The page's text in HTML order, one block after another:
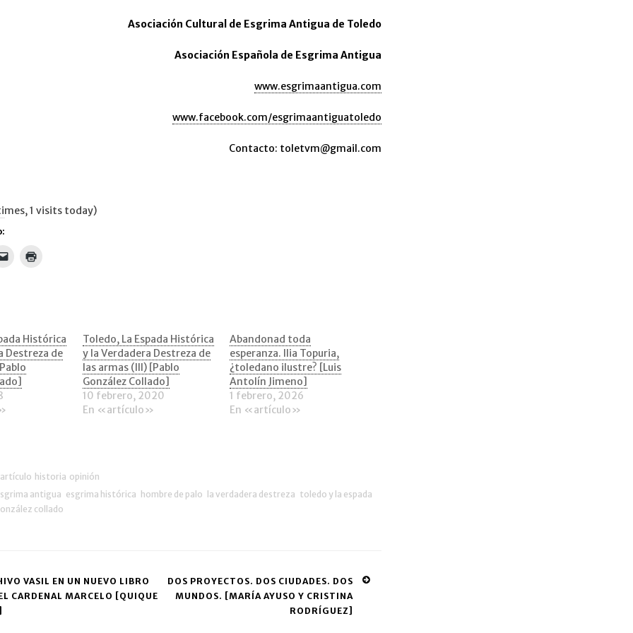
Asociación Cultural de Esgrima Antigua de Toledo
Asociación Española de Esgrima Antigua
www.esgrimaantigua.com
www.facebook.com/esgrimaantiguatoledo
Contacto: toletvm@gmail.com
1 visits today)
a
un
amigo
(Se
abre
en
una
nueva)
Histórica
Destreza de
Toledo, La Espada Histórica
y la Verdadera Destreza de
las armas (III) [Pablo
González Collado]
10 febrero, 2020
En «artículo»
Abandonad toda
esperanza. Ilia Topuria,
¿toledano ilustre? [Luis
Antolín Jimeno]
1 febrero, 2026
En «artículo»
artículo historia opinión
antigua esgrima histórica hombre de palo la verdadera destreza toledo y la espada
collado
VASIL EN UN NUEVO LIBRO
CARDENAL MARCELO [QUIQUE
DOS PROYECTOS. DOS CIUDADES. DOS
MUNDOS. [MARÍA AYUSO Y CRISTINA
RODRÍGUEZ]